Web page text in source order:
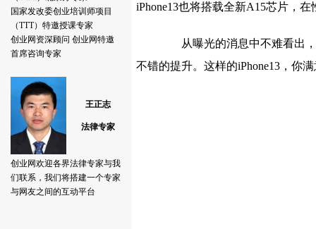
iPhone13也将搭载全新A15芯片，
从曝光的消息中不难看出，
不错的提升。这样的iPhone13，你满